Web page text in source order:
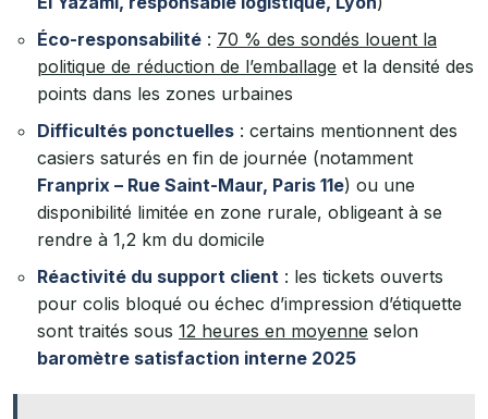
Éco-responsabilité : 70 % des sondés louent la
politique de réduction de l’emballage et la densité des
points dans les zones urbaines
Difficultés ponctuelles : certains mentionnent des
casiers saturés en fin de journée (notamment
Franprix – Rue Saint-Maur, Paris 11e) ou une
disponibilité limitée en zone rurale, obligeant à se
rendre à 1,2 km du domicile
Réactivité du support client : les tickets ouverts
pour colis bloqué ou échec d’impression d’étiquette
sont traités sous 12 heures en moyenne selon
baromètre satisfaction interne 2025